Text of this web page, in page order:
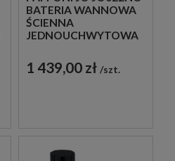
BATERIA WANNOWA
ŚCIENNA
JEDNOUCHWYTOWA
1 439,00 zł szt.